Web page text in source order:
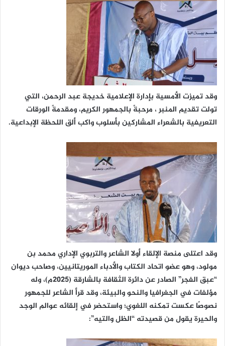
وقد تميزت الأمسية بإدارة الإعلامية خديجة عبد الرحمن، التي
تولت تقديم المنبر ، مرحبةً بالجمهور الكريم، ومقدمةً الورقات
التعريفية بالشعراء المشاركين بأسلوب واكب ألق اللحظة الإبداعية.
وقد اعتلى منصة الإلقاء أولا الشاعر والتربوي الإداري محمد بن
مولود، وهو عضو اتحاد الكتاب والأدباء الموريتانيين، وصاحب ديوان
“عبق الفجر” الصادر عن دائرة الثقافة بالشارقة (2025م)، وله
مؤلفات في الجغرافيا والنحو والبيئة، وقد قرأ الشاعر للجمهور
نصوصًا عكست تمكنه اللغوي؛ واستحضر في إلقائه عوالم الوجد
والحيرة يقول من قصيدته “الظل والتيه”: